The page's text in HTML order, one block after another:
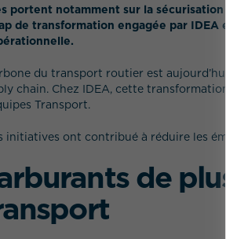
portent notamment sur la sécurisation
de transformation engagée par IDEA
du transport routier est
chain. Chez IDEA, cette
Transport.
initiatives ont contribué à réduire les
de